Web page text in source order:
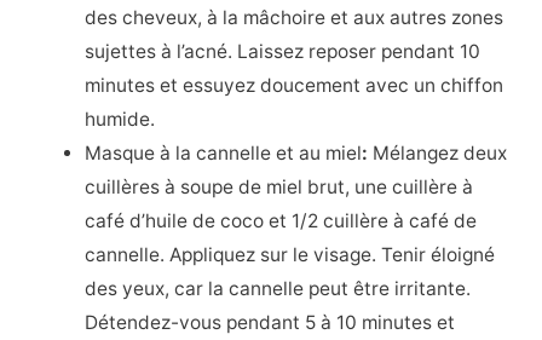
des cheveux, à la mâchoire et aux autres zones
sujettes à l’acné. Laissez reposer pendant 10
minutes et essuyez doucement avec un chiffon
humide.
Masque à la cannelle et au miel: Mélangez deux
cuillères à soupe de miel brut, une cuillère à
café d’huile de coco et 1/2 cuillère à café de
cannelle. Appliquez sur le visage. Tenir éloigné
des yeux, car la cannelle peut être irritante.
Détendez-vous pendant 5 à 10 minutes et